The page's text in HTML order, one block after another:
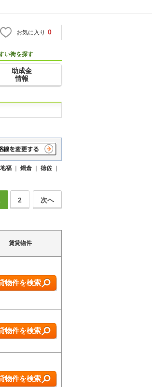
お気に入り 0
い街を探す
助成金
情報
地福 ｜ 鍋倉 ｜ 徳佐 ｜
2 次へ
賃貸物件
物件を検索
物件を検索
物件を検索